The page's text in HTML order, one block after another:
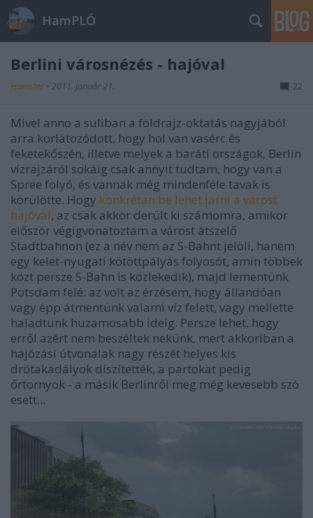
HamPLÓ
Berlini városnézés - hajóval
Hamster • 2011. január 21. 22
Mivel anno a suliban a földrajz-oktatás nagyjából
arra korlátozódott, hogy hol van vasérc és
feketekőszén, illetve melyek a baráti országok, Berlin
vízrajzáról sokáig csak annyit tudtam, hogy van a
Spree folyó, és vannak még mindenféle tavak is
körülötte. Hogy konkrétan be lehet járni a várost
hajóval, az csak akkor derült ki számomra, amikor
először végigvonatoztam a várost átszelő
Stadtbahnon (ez a név nem az S-Bahnt jelöli, hanem
egy kelet-nyugati kötöttpályás folyosót, amin többek
közt persze S-Bahn is közlekedik), majd lementünk
Potsdam felé: az volt az érzésem, hogy állandóan
vagy épp átmentünk valami víz felett, vagy mellette
haladtunk huzamosabb ideig. Persze lehet, hogy
erről azért nem beszéltek nekünk, mert akkoriban a
hajózási útvonalak nagy részét helyes kis
drótakadályok díszítették, a partokat pedig
őrtornyok - a másik Berlinről meg még kevesebb szó
esett...